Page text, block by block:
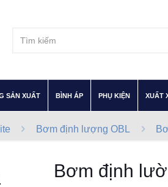
SẢN XUẤT BÌNH ÁP PHỤ KIỆN XUẤT
Bơm định lượng OBL
Bơm định